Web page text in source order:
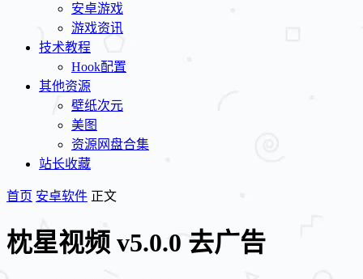
安卓游戏
游戏资讯
技术教程
Hook配置
其他资源
壁纸次元
美图
资源网盘合集
站长收藏
首页 安卓软件 正文
枕星视频 v5.0.0 去广告